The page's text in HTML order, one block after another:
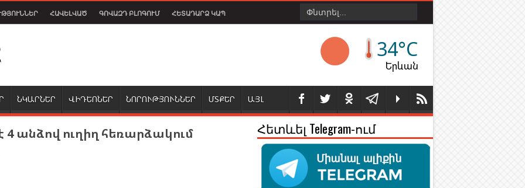
ՀԱՎԵԼՎԱԾ ԳՈՎԱԶԴ ԲԼՈԳՈՒՄ ՀԵՏԱԴԱՐՁ ԿԱՊ
34°C
Երևան
ՆԿԱՐՆԵՐ ՎԻԴԵՈՆԵՐ ՆՈՐՈՒԹՅՈՒՆՆԵՐ ՄՏՔԵՐ ԱՅԼ
4 անձով ուղիղ հեռարձակում
Հետևել Telegram-ում